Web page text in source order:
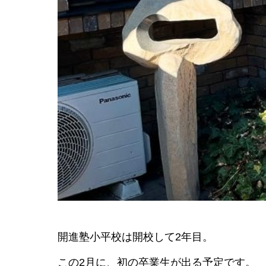
開進塾小平校は開校して2年目。
この2月に、初の卒業生が出る予定です。